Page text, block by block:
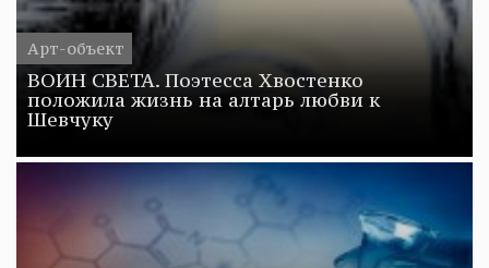
Арт-объект
ВОИН СВЕТА. Поэтесса Хвостенко
положила жизнь на алтарь любви к
Шевчуку